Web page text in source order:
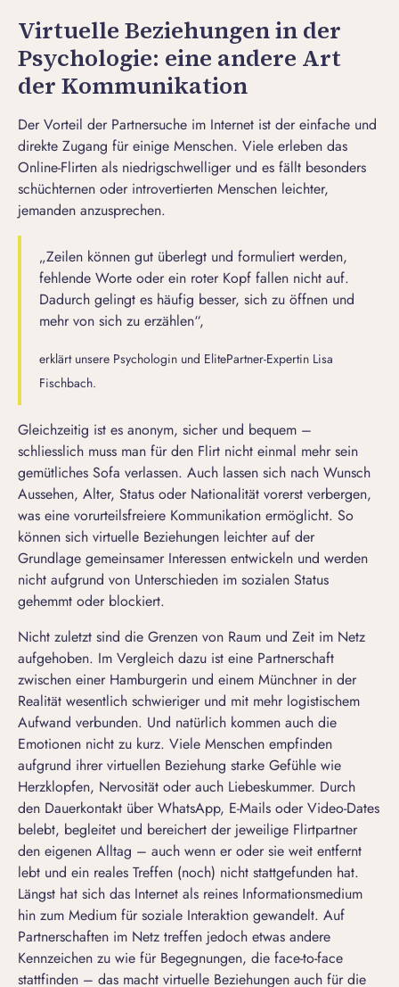
Virtuelle Beziehungen in der
Psychologie: eine andere Art
der Kommunikation
Der Vorteil der Partnersuche im Internet ist der einfache und
direkte Zugang für einige Menschen. Viele erleben das
Online-Flirten als niedrigschwelliger und es fällt besonders
schüchternen oder introvertierten Menschen leichter,
jemanden anzusprechen.
„Zeilen können gut überlegt und formuliert werden,
fehlende Worte oder ein roter Kopf fallen nicht auf.
Dadurch gelingt es häufig besser, sich zu öffnen und
mehr von sich zu erzählen“,
erklärt unsere Psychologin und ElitePartner-Expertin Lisa
Fischbach.
Gleichzeitig ist es anonym, sicher und bequem –
schliesslich muss man für den Flirt nicht einmal mehr sein
gemütliches Sofa verlassen. Auch lassen sich nach Wunsch
Aussehen, Alter, Status oder Nationalität vorerst verbergen,
was eine vorurteilsfreiere Kommunikation ermöglicht. So
können sich virtuelle Beziehungen leichter auf der
Grundlage gemeinsamer Interessen entwickeln und werden
nicht aufgrund von Unterschieden im sozialen Status
gehemmt oder blockiert.
Nicht zuletzt sind die Grenzen von Raum und Zeit im Netz
aufgehoben. Im Vergleich dazu ist eine Partnerschaft
zwischen einer Hamburgerin und einem Münchner in der
Realität wesentlich schwieriger und mit mehr logistischem
Aufwand verbunden. Und natürlich kommen auch die
Emotionen nicht zu kurz. Viele Menschen empfinden
aufgrund ihrer virtuellen Beziehung starke Gefühle wie
Herzklopfen, Nervosität oder auch Liebeskummer. Durch
den Dauerkontakt über WhatsApp, E-Mails oder Video-Dates
belebt, begleitet und bereichert der jeweilige Flirtpartner
den eigenen Alltag – auch wenn er oder sie weit entfernt
lebt und ein reales Treffen (noch) nicht stattgefunden hat.
Längst hat sich das Internet als reines Informationsmedium
hin zum Medium für soziale Interaktion gewandelt. Auf
Partnerschaften im Netz treffen jedoch etwas andere
Kennzeichen zu wie für Begegnungen, die face-to-face
stattfinden – das macht virtuelle Beziehungen auch für die